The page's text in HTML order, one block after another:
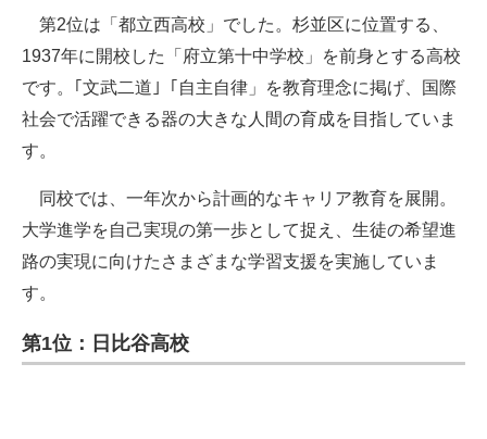
第2位は「都立西高校」でした。杉並区に位置する、
1937年に開校した「府立第十中学校」を前身とする高校
です。｢文武二道｣「自主自律」を教育理念に掲げ、国際
社会で活躍できる器の大きな人間の育成を目指していま
す。
同校では、一年次から計画的なキャリア教育を展開。
大学進学を自己実現の第一歩として捉え、生徒の希望進
路の実現に向けたさまざまな学習支援を実施していま
す。
第1位：日比谷高校